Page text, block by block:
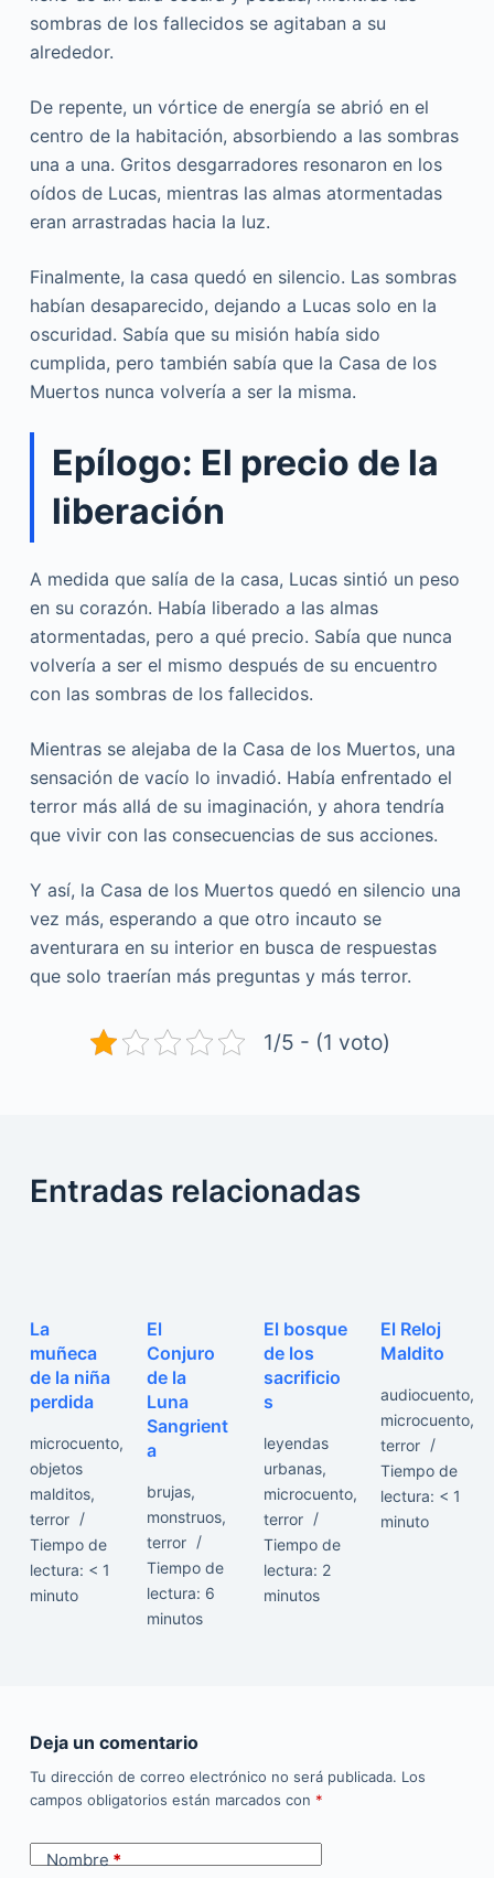
sombras de los fallecidos se agitaban a su
alrededor.
De repente, un vórtice de energía se abrió en el
centro de la habitación, absorbiendo a las sombras
una a una. Gritos desgarradores resonaron en los
oídos de Lucas, mientras las almas atormentadas
eran arrastradas hacia la luz.
Finalmente, la casa quedó en silencio. Las sombras
habían desaparecido, dejando a Lucas solo en la
oscuridad. Sabía que su misión había sido
cumplida, pero también sabía que la Casa de los
Muertos nunca volvería a ser la misma.
Epílogo: El precio de la
liberación
A medida que salía de la casa, Lucas sintió un peso
en su corazón. Había liberado a las almas
atormentadas, pero a qué precio. Sabía que nunca
volvería a ser el mismo después de su encuentro
con las sombras de los fallecidos.
Mientras se alejaba de la Casa de los Muertos, una
sensación de vacío lo invadió. Había enfrentado el
terror más allá de su imaginación, y ahora tendría
que vivir con las consecuencias de sus acciones.
Y así, la Casa de los Muertos quedó en silencio una
vez más, esperando a que otro incauto se
aventurara en su interior en busca de respuestas
que solo traerían más preguntas y más terror.
1/5 - (1 voto)
Entradas relacionadas
La
muñeca
de la niña
perdida
microcuento,
objetos
malditos,
terror
Tiempo de
lectura: < 1
minuto
El
Conjuro
de la
Luna
Sangrient
a
brujas,
monstruos,
terror
Tiempo de
lectura: 6
minutos
El bosque
de los
sacrificio
s
leyendas
urbanas,
microcuento,
terror
Tiempo de
lectura: 2
minutos
El Reloj
Maldito
audiocuento,
microcuento,
terror
Tiempo de
lectura: < 1
minuto
Deja un comentario
Tu dirección de correo electrónico no será publicada. Los
campos obligatorios están marcados con *
Nombre*